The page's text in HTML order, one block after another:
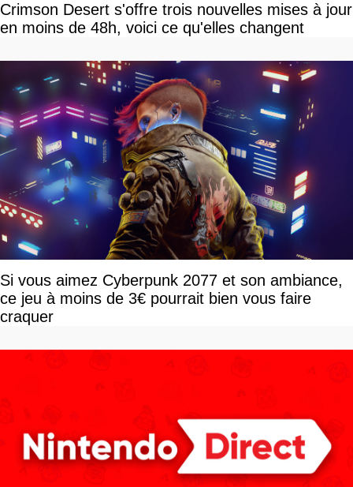
Crimson Desert s'offre trois nouvelles mises à jour
en moins de 48h, voici ce qu'elles changent
Si vous aimez Cyberpunk 2077 et son ambiance,
ce jeu à moins de 3€ pourrait bien vous faire
craquer